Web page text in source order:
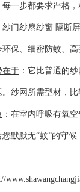
一步都要求严格，
纱门纱扇纱窗 隔断
环保、细密防蚊、
在于 ：它比普通的
纱网所需型材，
：在室内呼吸有氧
您默默无“蚊”的守